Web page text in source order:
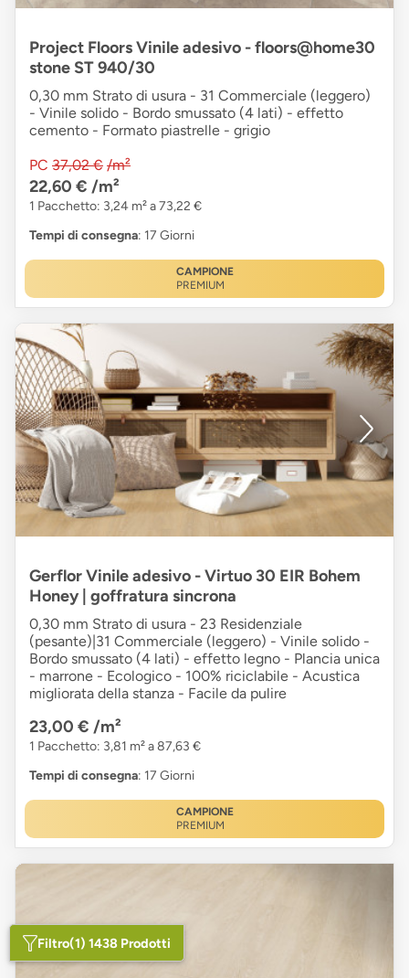
Project Floors Vinile adesivo - floors@home30
stone ST 940/30
0,30 mm Strato di usura - 31 Commerciale (leggero)
- Vinile solido - Bordo smussato (4 lati) - effetto
cemento - Formato piastrelle - grigio
PC 37,02 € /m²
22,60 € /m²
1 Pacchetto: 3,24 m² a 73,22 €
Tempi di consegna: 17 Giorni
CAMPIONE
PREMIUM
Gerflor Vinile adesivo - Virtuo 30 EIR Bohem
Honey | goffratura sincrona
0,30 mm Strato di usura - 23 Residenziale
(pesante)|31 Commerciale (leggero) - Vinile solido -
Bordo smussato (4 lati) - effetto legno - Plancia unica
- marrone - Ecologico - 100% riciclabile - Acustica
migliorata della stanza - Facile da pulire
23,00 € /m²
1 Pacchetto: 3,81 m² a 87,63 €
Tempi di consegna: 17 Giorni
CAMPIONE
PREMIUM
Filtro(1) 1438 Prodotti